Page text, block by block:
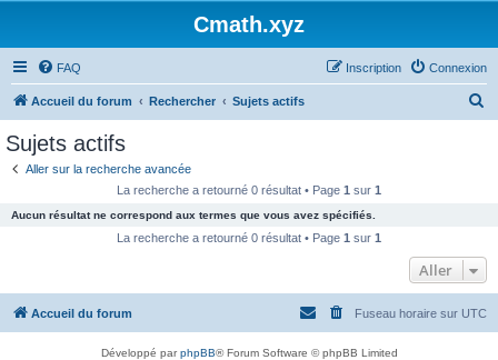
Cmath.xyz
FAQ Connexion
Inscription
Accueil du forum Rechercher Sujets actifs
c
e
Sujets actifs
Aller sur la recherche avancée
La recherche a retourné 0 résultat • Page 1 sur 1
Aucun résultat ne correspond aux termes que vous avez spécifiés.
La recherche a retourné 0 résultat • Page 1 sur 1
Aller
Accueil du forum Fuseau horaire sur UTC
Développé parphpBB® Forum Software © phpBB Limited